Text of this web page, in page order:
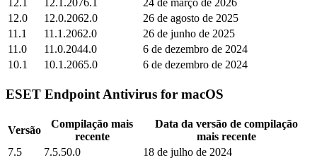
12.1 12.1.2076.1
24 de março de 2026
12.0
12.0.2062.0
26 de agosto de 2025
11.1
11.1.2062.0
26 de junho de 2025
11.0
11.0.2044.0
6 de dezembro de 2024
10.1
10.1.2065.0 6 de dezembro de 2024
ESET Endpoint Antivirus for macOS
Versão
Compilação mais
recente
Data da versão de compilação
mais recente
7.5
7.5.50.0
18 de julho de 2024